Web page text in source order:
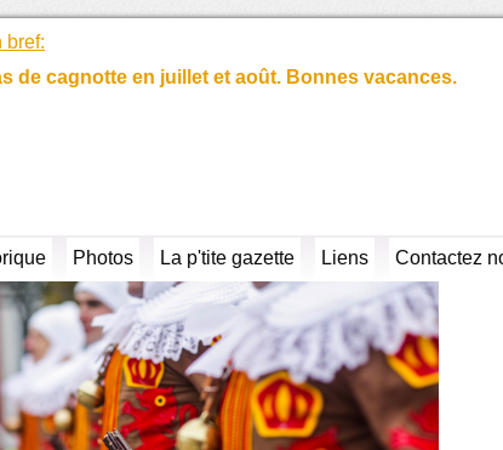
bref:
de cagnotte en juillet et août. Bonnes vacances.
Photos La p'tite gazette Liens Contactez